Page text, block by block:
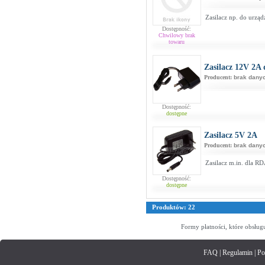
Dostępność:
Chwilowy brak
towaru
Zasilacz np. do
Dostępność:
dostępne
Zasilacz 12V 2A
Producent: brak
Dostępność:
dostępne
Zasilacz 5V 2A
Producent: brak
Zasilacz m.in. dla
Produktów: 22
Formy płatności, które
FAQ| Regulamin|